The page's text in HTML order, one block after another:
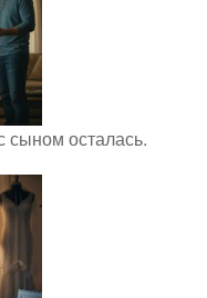
сыном осталась.